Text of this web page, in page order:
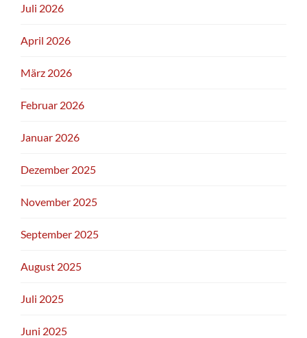
Juli 2026
April 2026
März 2026
Februar 2026
Januar 2026
Dezember 2025
November 2025
September 2025
August 2025
Juli 2025
Juni 2025